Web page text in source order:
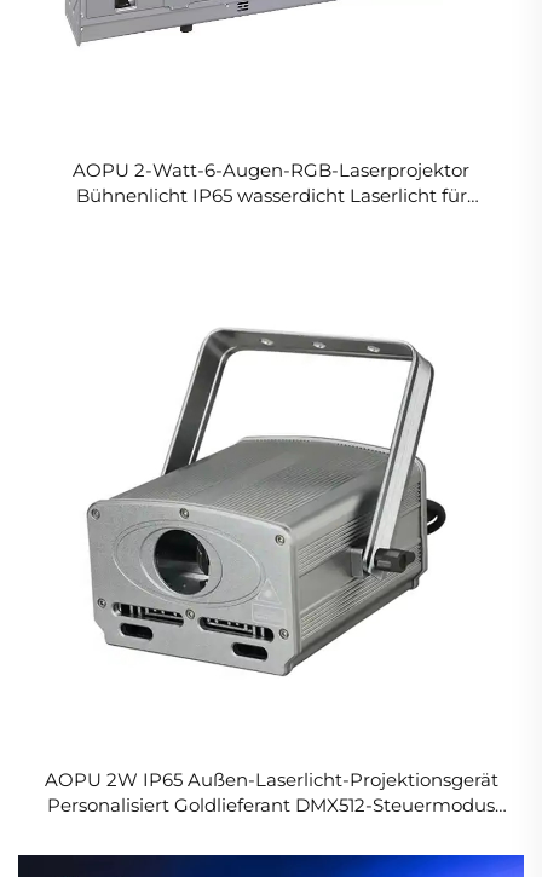
AOPU 2-Watt-6-Augen-RGB-Laserprojektor
Bühnenlicht IP65 wasserdicht Laserlicht für
AOPU 2W IP65 Außen-Laserlicht-Projektionsgerät
Personalisiert Goldlieferant DMX512-Steuermodus